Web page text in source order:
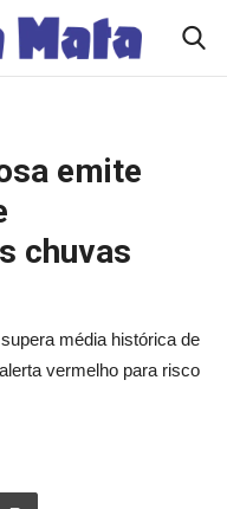
emite
chuvas
média histórica de
vermelho para risco